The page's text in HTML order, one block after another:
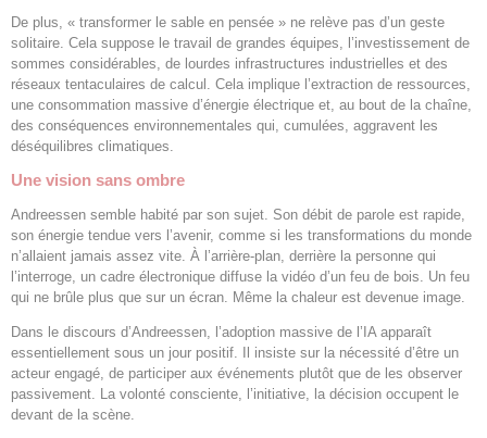
De plus, « transformer le sable en pensée » ne relève pas d’un geste
solitaire. Cela suppose le travail de grandes équipes, l’investissement de
sommes considérables, de lourdes infrastructures industrielles et des
réseaux tentaculaires de calcul. Cela implique l’extraction de ressources,
une consommation massive d’énergie électrique et, au bout de la chaîne,
des conséquences environnementales qui, cumulées, aggravent les
déséquilibres climatiques.
Une vision sans ombre
Andreessen semble habité par son sujet. Son débit de parole est rapide,
son énergie tendue vers l’avenir, comme si les transformations du monde
n’allaient jamais assez vite. À l’arrière-plan, derrière la personne qui
l’interroge, un cadre électronique diffuse la vidéo d’un feu de bois. Un feu
qui ne brûle plus que sur un écran. Même la chaleur est devenue image.
Dans le discours d’Andreessen, l’adoption massive de l’IA apparaît
essentiellement sous un jour positif. Il insiste sur la nécessité d’être un
acteur engagé, de participer aux événements plutôt que de les observer
passivement. La volonté consciente, l’initiative, la décision occupent le
devant de la scène.